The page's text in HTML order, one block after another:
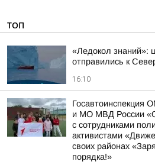
ТОП
«Ледокол знаний»:
отправились к
16:10
Госавтоинспекция
и МО МВД России
с сотрудниками
активистами
своих районах
порядка!»